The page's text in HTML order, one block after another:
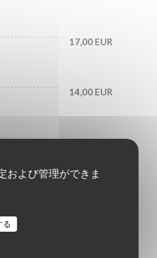
および管理ができま
る
17,00 EUR
14,00 EUR
20,00 EUR